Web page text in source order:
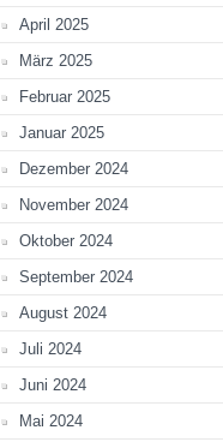
April 2025
März 2025
Februar 2025
Januar 2025
Dezember 2024
November 2024
Oktober 2024
September 2024
August 2024
Juli 2024
Juni 2024
Mai 2024